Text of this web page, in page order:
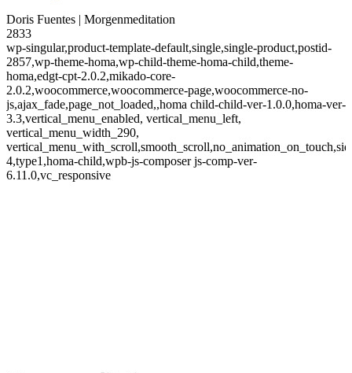
Doris Fuentes | Morgenmeditation
2833
wp-singular,product-template-default,single,single-product,postid-
2857,wp-theme-homa,wp-child-theme-homa-child,theme-
homa,edgt-cpt-2.0.2,mikado-core-
2.0.2,woocommerce,woocommerce-page,woocommerce-no-
js,ajax_fade,page_not_loaded,,homa child-child-ver-1.0.0,homa-ver-
3.3,vertical_menu_enabled, vertical_menu_left,
vertical_menu_width_290,
4,type1,homa-child,wpb-js-composer js-comp-ver-
6.11.0,vc_responsive